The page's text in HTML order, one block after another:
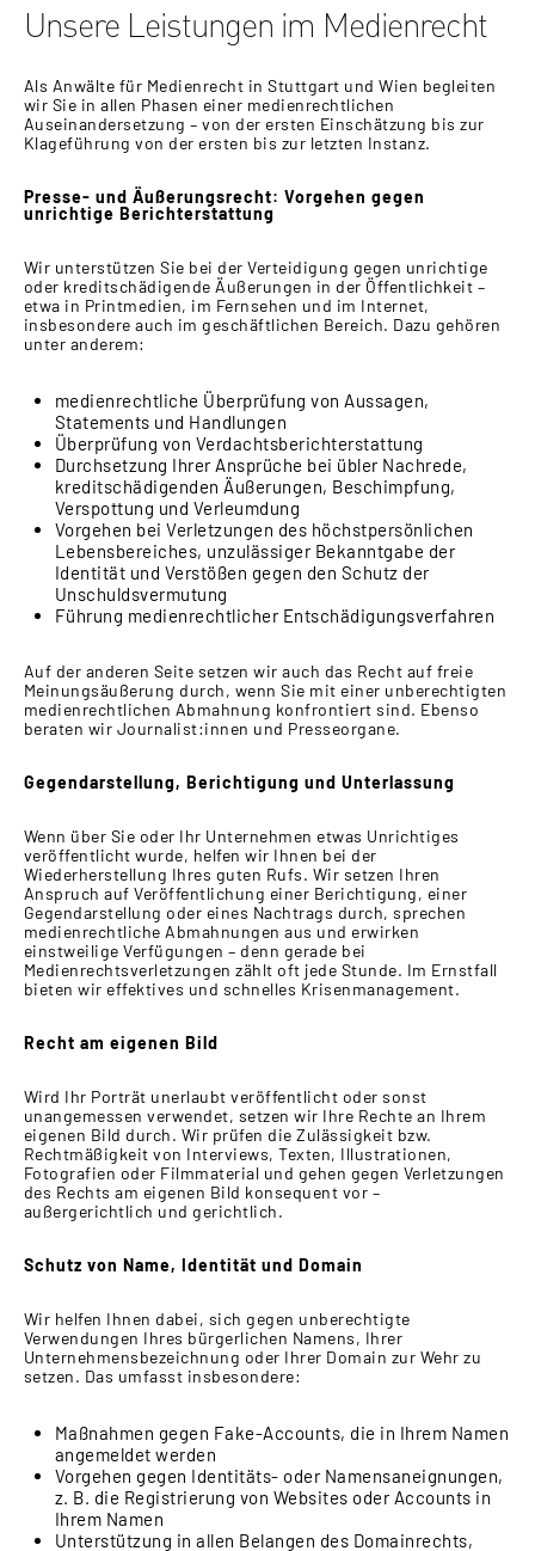
Unsere Leistungen im Medienrecht
Als Anwälte für Medienrecht in Stuttgart und Wien begleiten
wir Sie in allen Phasen einer medienrechtlichen
Auseinandersetzung – von der ersten Einschätzung bis zur
Klageführung von der ersten bis zur letzten Instanz.
Presse- und Äußerungsrecht: Vorgehen gegen
unrichtige Berichterstattung
Wir unterstützen Sie bei der Verteidigung gegen unrichtige
oder kreditschädigende Äußerungen in der Öffentlichkeit –
etwa in Printmedien, im Fernsehen und im Internet,
insbesondere auch im geschäftlichen Bereich. Dazu gehören
unter anderem:
medienrechtliche Überprüfung von Aussagen,
Statements und Handlungen
Überprüfung von Verdachtsberichterstattung
Durchsetzung Ihrer Ansprüche bei übler Nachrede,
kreditschädigenden Äußerungen, Beschimpfung,
Verspottung und Verleumdung
Vorgehen bei Verletzungen des höchstpersönlichen
Lebensbereiches, unzulässiger Bekanntgabe der
Identität und Verstößen gegen den Schutz der
Unschuldsvermutung
Führung medienrechtlicher Entschädigungsverfahren
Auf der anderen Seite setzen wir auch das Recht auf freie
Meinungsäußerung durch, wenn Sie mit einer unberechtigten
medienrechtlichen Abmahnung konfrontiert sind. Ebenso
beraten wir Journalist:innen und Presseorgane.
Gegendarstellung, Berichtigung und Unterlassung
Wenn über Sie oder Ihr Unternehmen etwas Unrichtiges
veröffentlicht wurde, helfen wir Ihnen bei der
Wiederherstellung Ihres guten Rufs. Wir setzen Ihren
Anspruch auf Veröffentlichung einer Berichtigung, einer
Gegendarstellung oder eines Nachtrags durch, sprechen
medienrechtliche Abmahnungen aus und erwirken
einstweilige Verfügungen – denn gerade bei
Medienrechtsverletzungen zählt oft jede Stunde. Im Ernstfall
bieten wir effektives und schnelles Krisenmanagement.
Recht am eigenen Bild
Wird Ihr Porträt unerlaubt veröffentlicht oder sonst
unangemessen verwendet, setzen wir Ihre Rechte an Ihrem
eigenen Bild durch. Wir prüfen die Zulässigkeit bzw.
Rechtmäßigkeit von Interviews, Texten, Illustrationen,
Fotografien oder Filmmaterial und gehen gegen Verletzungen
des Rechts am eigenen Bild konsequent vor –
außergerichtlich und gerichtlich.
Schutz von Name, Identität und Domain
Wir helfen Ihnen dabei, sich gegen unberechtigte
Verwendungen Ihres bürgerlichen Namens, Ihrer
Unternehmensbezeichnung oder Ihrer Domain zur Wehr zu
setzen. Das umfasst insbesondere:
Maßnahmen gegen Fake-Accounts, die in Ihrem Namen
angemeldet werden
Vorgehen gegen Identitäts- oder Namensaneignungen,
z. B. die Registrierung von Websites oder Accounts in
Ihrem Namen
Unterstützung in allen Belangen des Domainrechts,